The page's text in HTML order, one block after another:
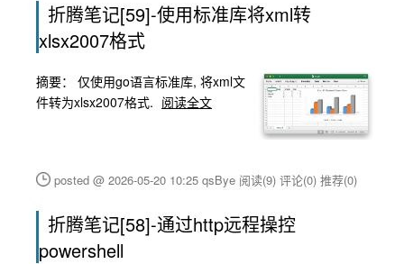
折腾笔记[59]-使用标准库将xml转
xlsx2007格式
摘要： 仅使用go语言标准库, 将xml文
件转为xlsx2007格式. 阅读全文
posted @ 2026-05-20 10:25 qsBye 阅读(9) 评论(0) 推荐(0)
折腾笔记[58]-通过http远程操控
powershell